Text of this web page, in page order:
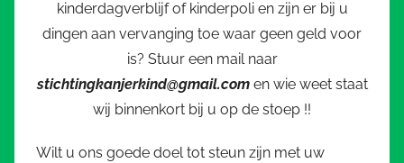
kinderdagverblijf of kinderpoli en zijn er bij u
dingen aan vervanging toe waar geen geld voor
is? Stuur een mail naar
stichtingkanjerkind@gmail.comen wie weet staat
wij binnenkort bij u op de stoep !!
Wilt u ons goede doel tot steun zijn met uw